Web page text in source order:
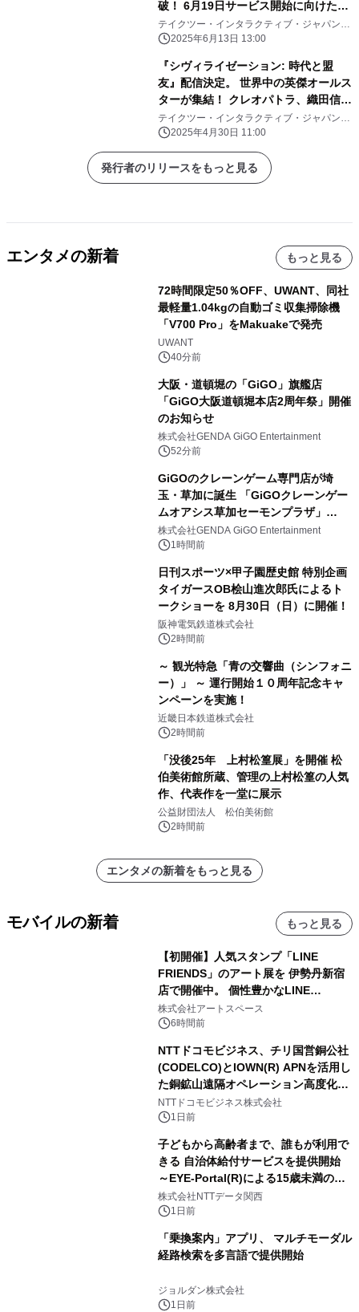
破！ 6月19日サービス開始に向けたカ
ウントダウンキャンペーン開催中！
テイクツー・インタラクティブ・ジャパン合
同会社
2025年6月13日 13:00
『シヴィライゼーション: 時代と盟
友』配信決定。 世界中の英傑オールス
ターが集結！ クレオパトラ、織田信
長、ジャンヌ・ダルク、など
テイクツー・インタラクティブ・ジャパン合
同会社
2025年4月30日 11:00
発行者のリリースをもっと見る
エンタメの新着 もっと見る
72時間限定50％OFF、UWANT、同社
最軽量1.04kgの自動ゴミ収集掃除機
「V700 Pro」をMakuakeで発売
UWANT
40分前
大阪・道頓堀の「GiGO」旗艦店
「GiGO大阪道頓堀本店2周年祭」開催
のお知らせ
株式会社GENDA GiGO Entertainment
52分前
GiGOのクレーンゲーム専門店が埼
玉・草加に誕生 「GiGOクレーンゲー
ムオアシス草加セーモンプラザ」
2026年8月7日(金)10時グランドオープ
ン
株式会社GENDA GiGO Entertainment
1時間前
日刊スポーツ×甲子園歴史館 特別企画
タイガースOB桧山進次郎氏によるト
ークショーを 8月30日（日）に開催！
阪神電気鉄道株式会社
2時間前
～ 観光特急「青の交響曲（シンフォニ
ー）」 ～ 運行開始１０周年記念キャ
ンペーンを実施！
近畿日本鉄道株式会社
2時間前
「没後25年 上村松篁展」を開催 松
伯美術館所蔵、管理の上村松篁の人気
作、代表作を一堂に展示
公益財団法人 松伯美術館
2時間前
エンタメの新着をもっと見る
モバイルの新着 もっと見る
【初開催】人気スタンプ「LINE
FRIENDS」のアート展を 伊勢丹新宿
店で開催中。 個性豊かなLINE
FRIENDSの仲間たちが インテリアア
ートとして新たな魅力を発信。
株式会社アートスペース
6時間前
NTTドコモビジネス、チリ国営銅公社
(CODELCO)とIOWN(R) APNを活用し
た銅鉱山遠隔オペレーション高度化に
向けた調査・実証を開始
NTTドコモビジネス株式会社
1日前
子どもから高齢者まで、誰もが利用で
きる 自治体給付サービスを提供開始
～EYE-Portal(R)による15歳未満の本
人認証と デジタルデバイド対策で実現
～
株式会社NTTデータ関西
1日前
「乗換案内」アプリ、 マルチモーダル
経路検索を多言語で提供開始
ジョルダン株式会社
1日前